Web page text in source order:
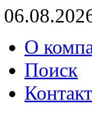
О
Поиск